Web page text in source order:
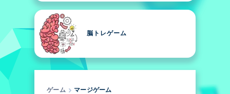
脳トレゲーム
ゲーム マージゲーム